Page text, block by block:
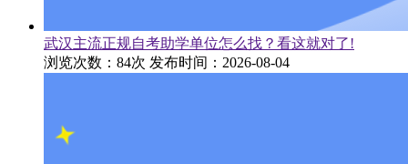
武汉主流正规自考助学单位怎么找？看这就对了!
浏览次数：84次 发布时间：2026-08-04